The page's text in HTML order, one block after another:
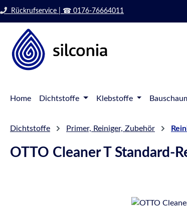
Hauptinhalt springen
Zur Suche springen
Zur Hauptnavigation springen
Rückrufservice | ☎ 0176-76664011
Home Dichtstoffe Klebstoffe
Dichtstoffe Primer, Reiniger, Zubehör
OTTO Cleaner T Standard-